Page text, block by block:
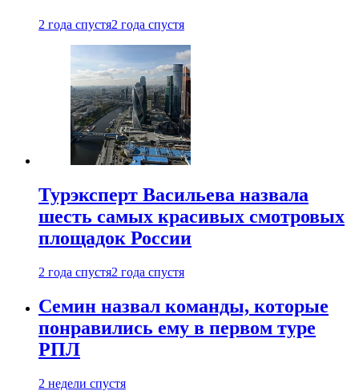
2 года спустя2 года спустя
Турэксперт Васильева назвала
шесть самых красивых смотровых
площадок России
2 года спустя2 года спустя
Семин назвал команды, которые
понравились ему в первом туре
РПЛ
2 недели спустя